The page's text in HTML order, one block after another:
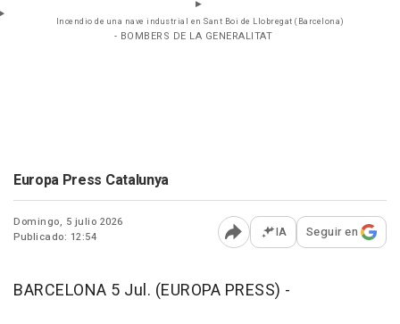
Incendio de una nave industrial en Sant Boi de Llobregat (Barcelona)
- BOMBERS DE LA GENERALITAT
Europa Press Catalunya
Domingo, 5 julio 2026
Publicado: 12:54
Abrir opciones para
IA Seguir en
BARCELONA 5 Jul. (EUROPA PRESS) -